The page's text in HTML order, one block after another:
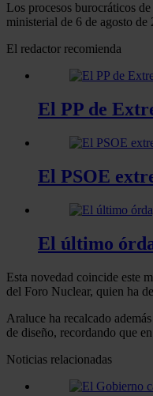
Los procesos burocráticos
ministerial de 6 de agosto de
El redactor recomienda
El PP de
El PSOE
El último
Esta novedad coincide este
del Foro Nuclear, quien ha
Araluce ha recalcado
de diseño, recordando que
Noticias relacionadas